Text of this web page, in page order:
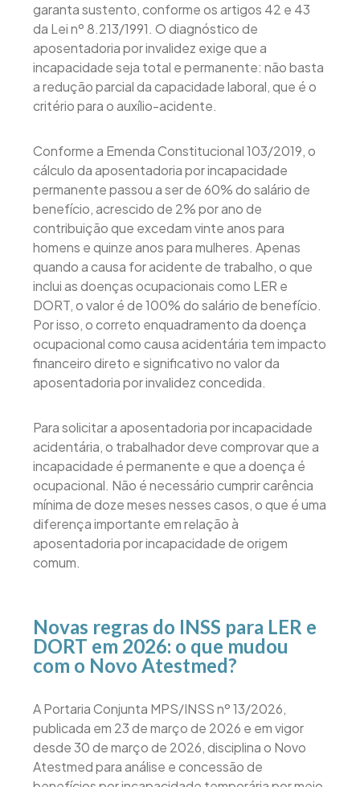
garanta sustento, conforme os artigos 42 e 43
da Lei nº 8.213/1991. O diagnóstico de
aposentadoria por invalidez exige que a
incapacidade seja total e permanente: não basta
a redução parcial da capacidade laboral, que é o
critério para o auxílio-acidente.
Conforme a Emenda Constitucional 103/2019, o
cálculo da aposentadoria por incapacidade
permanente passou a ser de 60% do salário de
benefício, acrescido de 2% por ano de
contribuição que excedam vinte anos para
homens e quinze anos para mulheres. Apenas
quando a causa for acidente de trabalho, o que
inclui as doenças ocupacionais como LER e
DORT, o valor é de 100% do salário de benefício.
Por isso, o correto enquadramento da doença
ocupacional como causa acidentária tem impacto
financeiro direto e significativo no valor da
aposentadoria por invalidez concedida.
Para solicitar a aposentadoria por incapacidade
acidentária, o trabalhador deve comprovar que a
incapacidade é permanente e que a doença é
ocupacional. Não é necessário cumprir carência
mínima de doze meses nesses casos, o que é uma
diferença importante em relação à
aposentadoria por incapacidade de origem
comum.
Novas regras do INSS para LER e
DORT em 2026: o que mudou
com o Novo Atestmed?
A Portaria Conjunta MPS/INSS nº 13/2026,
publicada em 23 de março de 2026 e em vigor
desde 30 de março de 2026, disciplina o Novo
Atestmed para análise e concessão de